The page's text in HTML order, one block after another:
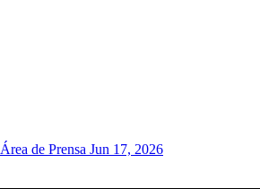
Área de Prensa Jun 17, 2026